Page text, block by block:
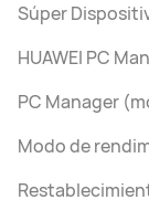
Súper
HUAWEI PC
PC Manager
Modo de